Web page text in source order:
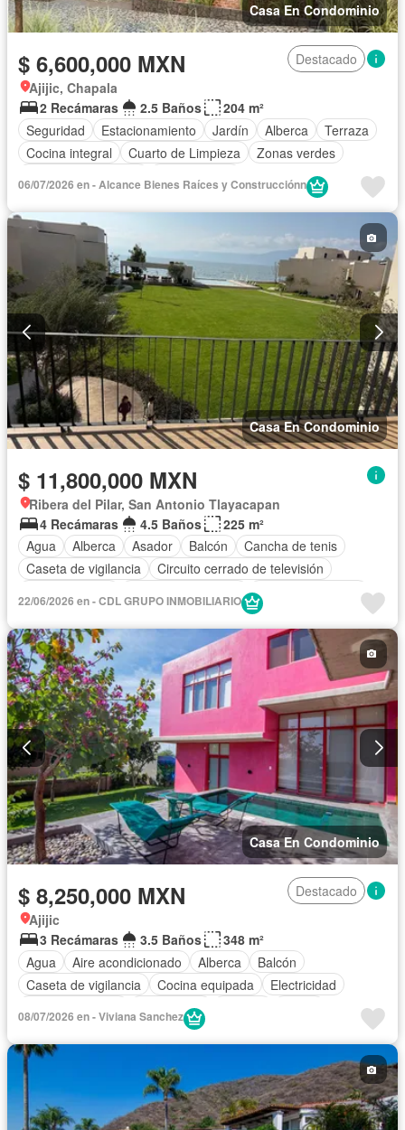
Casa En Condominio
$ 6,600,000 MXN
Destacado
Ajijic, Chapala
2 Recámaras
2.5 Baños
204 m²
Seguridad
Estacionamiento Jardín Alberca
Terraza
Cocina integral
Cuarto de Limpieza
Zonas verdes
06/07/2026 en - Alcance Bienes Raí­ces y Construcciónn
Casa En Condominio
$ 11,800,000 MXN
Ribera del Pilar, San Antonio Tlayacapan
4 Recámaras
4.5 Baños
225 m²
Agua
Alberca Asador Balcón
Cancha de tenis
Caseta de vigilancia
Circuito cerrado de televisión
Cuarto de servicio
Gimnasio
Jardín
Recámara con closet Azotea
Sala polivalente
Sauna
Seguridad Terraza
Vista panorámica
Zonas verdes
22/06/2026 en - CDL GRUPO INMOBILIARIO
Casa En Condominio
$ 8,250,000 MXN
Destacado
Ajijic
3 Recámaras
3.5 Baños
348 m²
Agua
Aire acondicionado Alberca
Balcón
Caseta de vigilancia
Cocina equipada
Electricidad
Gas natural
Seguridad
Vista panorámica
08/07/2026 en - Viviana Sanchez